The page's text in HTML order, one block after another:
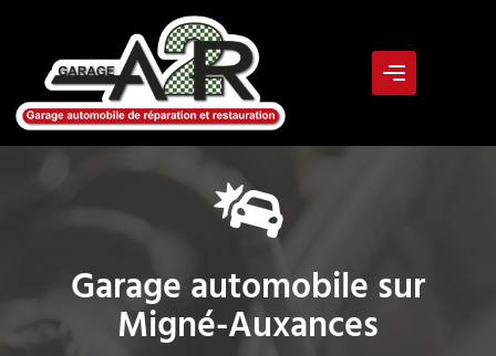
Garage automobile sur
Migné-Auxances